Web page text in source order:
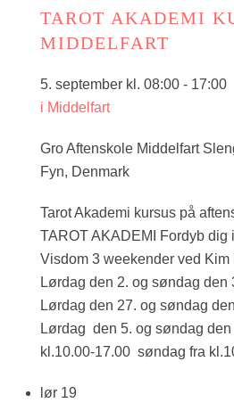
TAROT AKADEMI
MIDDELFART
5. september kl. 08:00 - 17:00
i Middelfart
Gro Aftenskole Middelfart
Fyn, Denmark
Tarot Akademi kursus på
TAROT AKADEMI Fordyb dig
Visdom 3 weekender ved
Lørdag den 2. og søndag den
Lørdag den 27. og søndag
Lørdag den 5. og søndag
kl.10.00-17.00 søndag fra
lør 19